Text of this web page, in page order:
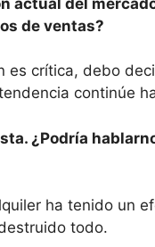
de ventas?
es crítica, debo
continúe
¿Podría
ha tenido un
todo.